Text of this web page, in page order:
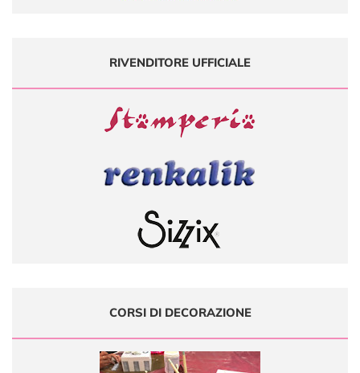
RIVENDITORE UFFICIALE
CORSI DI DECORAZIONE